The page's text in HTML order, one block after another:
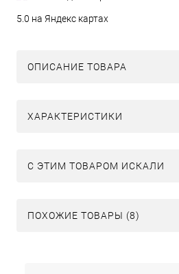
5.0 на Яндекс картах
ОПИСАНИЕ ТОВАРА
ХАРАКТЕРИСТИКИ
C ЭТИМ ТОВАРОМ ИСКАЛИ
ПОХОЖИЕ ТОВАРЫ (8)